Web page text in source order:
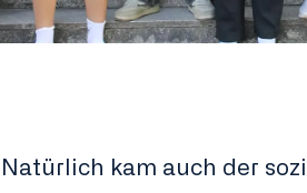
Natürlich kam auch der